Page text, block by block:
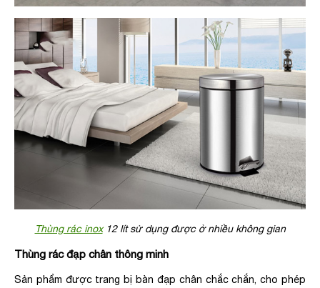
Thùng rác inox12 lít sử dụng được ở nhiều không gian
Thùng rác đạp chân thông minh
Sản phẩm được trang bị bàn đạp chân chắc chắn, cho phép